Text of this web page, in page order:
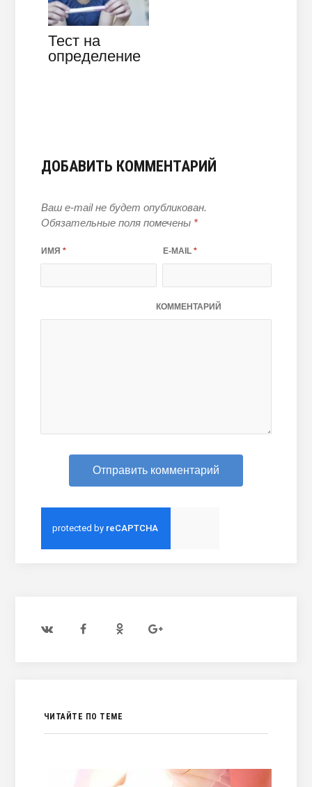
Тест на
определение
ДОБАВИТЬ КОММЕНТАРИЙ
Ваш e-mail не будет опубликован.
Обязательные поля помечены *
ИМЯ * E-MAIL *
КОММЕНТАРИЙ
ЧИТАЙТЕ ПО ТЕМЕ